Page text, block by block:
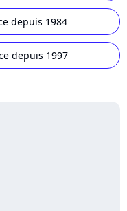
depuis 1984
depuis 1997